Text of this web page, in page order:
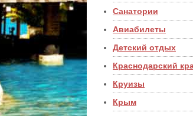
Санатории
Авиабилеты
Детский отдых
Краснодарский
Круизы
Крым